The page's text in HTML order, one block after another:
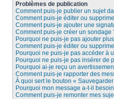
Problèmes de publication
Comment puis-je publier un sujet
Comment puis-je éditer ou
Comment puis-je ajouter une
Comment puis-je créer un sondage
Pourquoi ne puis-je pas ajouter
Comment puis-je éditer ou
Pourquoi ne puis-je pas accéder à
Pourquoi ne puis-je pas insérer de
Pourquoi ai-je reçu un
Comment puis-je rapporter des
À quoi sert le bouton «
Pourquoi mon message a-t-il
Comment puis-je remonter mes